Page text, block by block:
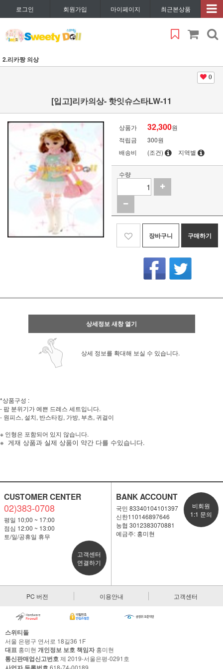
로그인 회원가입 마이페이지 최근본상품
2.리카짱 의상
0
[입고]리카의상- 핫잇슈스타LW-11
상품가 32,300원
적립금
300원
배송비
(조건) 지역별
수량
장바구니 구매하기
상세정보 새창 열기
상세 정보를 확대해 보실 수 있습니다.
*상품구성 :
- 팝 분위기가 예쁜 드레스 세트입니다.
- 원피스, 설치, 반스타킹, 가방, 부츠, 귀걸이
※ 인형은 포함되어 있지 않습니다.
※ 게재 상품과 실제 상품이 약간 다를 수있습니다.
CUSTOMER CENTER
02)383-0708
평일 10;00 ~ 17:00
점심 12:00 ~ 13:00
토/일/공휴일 휴무
고객센터
연결하기
BANK ACCOUNT
국민 83340104101397
신한110146897646
농협 3012383070881
예금주: 홍미현
비회원
1:1 문의
PC 버전 이용안내 고객센터
스위티돌
서울 은평구 연서로 18길36 1F
대표 홍미현 개인정보 보호 책임자홍미현
통신판매업신고번호제 2019-서울은평-0291호
618-74-00189